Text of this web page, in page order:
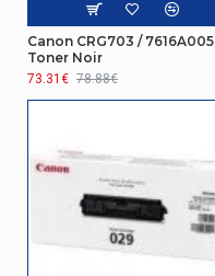
Canon CRG703 / 7616A005
Toner Noir
73.31€ 78.88€